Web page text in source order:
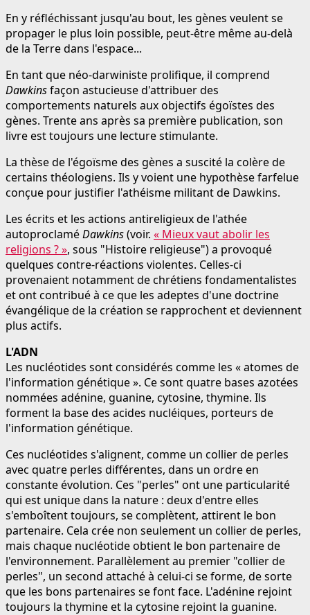
En y réfléchissant jusqu'au bout, les gènes veulent se
propager le plus loin possible, peut-être même au-delà
de la Terre dans l'espace...
En tant que néo-darwiniste prolifique, il comprend
Dawkinsfaçon astucieuse d'attribuer des
comportements naturels aux objectifs égoïstes des
gènes. Trente ans après sa première publication, son
livre est toujours une lecture stimulante.
La thèse de l'égoïsme des gènes a suscité la colère de
certains théologiens. Ils y voient une hypothèse farfelue
conçue pour justifier l'athéisme militant de Dawkins.
Les écrits et les actions antireligieux de l'athée
autoproclaméDawkins(voir. « Mieux vaut abolir les
religions ? », sous "Histoire religieuse") a provoqué
quelques contre-réactions violentes. Celles-ci
provenaient notamment de chrétiens fondamentalistes
et ont contribué à ce que les adeptes d'une doctrine
évangélique de la création se rapprochent et deviennent
plus actifs.
L'ADN
Les nucléotides sont considérés comme les « atomes de
l'information génétique ». Ce sont quatre bases azotées
nommées adénine, guanine, cytosine, thymine. Ils
forment la base des acides nucléiques, porteurs de
l'information génétique.
Ces nucléotides s'alignent, comme un collier de perles
avec quatre perles différentes, dans un ordre en
constante évolution. Ces "perles" ont une particularité
qui est unique dans la nature : deux d'entre elles
s'emboîtent toujours, se complètent, attirent le bon
partenaire. Cela crée non seulement un collier de perles,
mais chaque nucléotide obtient le bon partenaire de
l'environnement. Parallèlement au premier "collier de
perles", un second attaché à celui-ci se forme, de sorte
que les bons partenaires se font face. L'adénine rejoint
toujours la thymine et la cytosine rejoint la guanine.